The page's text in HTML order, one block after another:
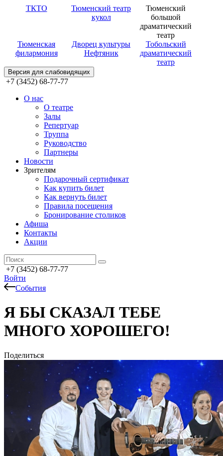
ТКТО
Тюменский театр
кукол
Тюменский
большой
драматический
театр
Тюменская
филармония
Дворец культуры
Нефтяник
Тобольский
драматический
театр
Версия для слабовидящих
+7 (3452) 68-77-77
О нас
О театре
Залы
Репертуар
Труппа
Руководство
Партнеры
Новости
Зрителям
Подарочный сертификат
Как купить билет
Как вернуть билет
Правила посещения
Бронирование столиков
Афиша
Контакты
Акции
+7 (3452) 68-77-77
Войти
События
Я БЫ СКАЗАЛ ТЕБЕ
МНОГО ХОРОШЕГО!
Поделиться